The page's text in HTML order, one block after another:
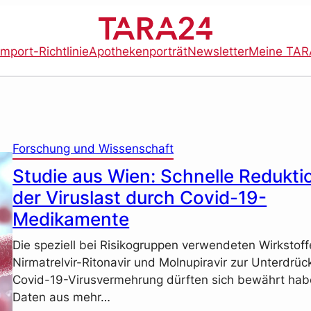
RichtlinieApothekenporträtNewsletterMeine
Forschung und Wissenschaft
Studie aus Wien: Schnelle
der Viruslast durch Covid-19-
Medikamente
Die speziell bei Risikogruppen verwendeten
Nirmatrelvir-Ritonavir und Molnupiravir zur
Covid-19-Virusvermehrung dürften sich bewährt
Daten aus mehr…